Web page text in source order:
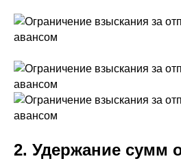
2. Удержание сумм